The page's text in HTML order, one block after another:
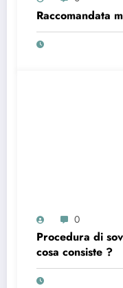
Raccomandata
0
Procedura di
cosa consiste ?